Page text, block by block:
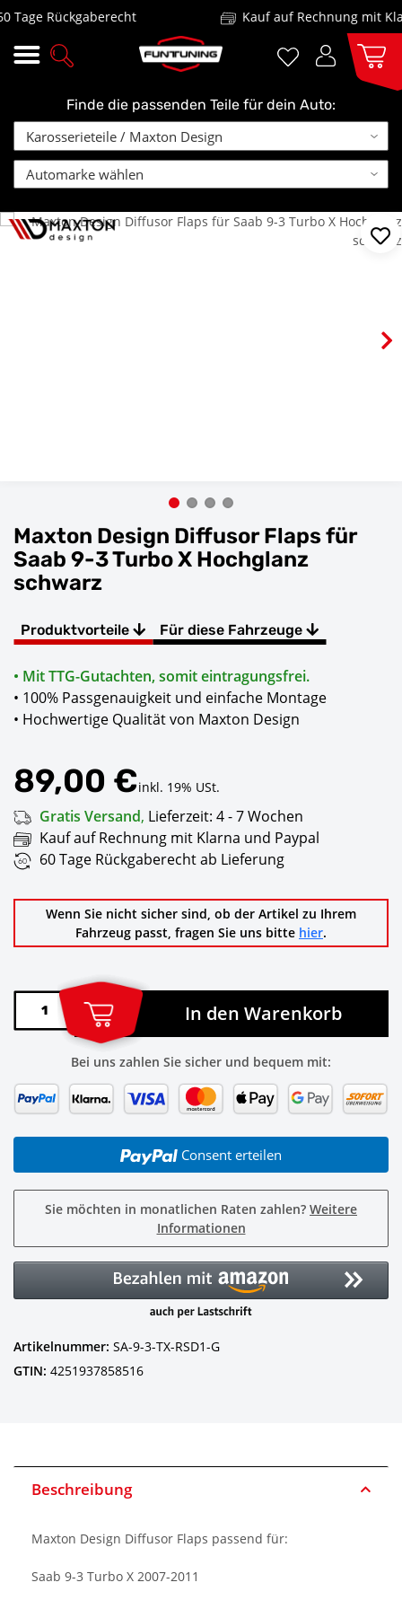
Rückgaberecht Kauf auf Rechnung mit
Finde die passenden Teile für dein Auto:
Maxton Design Diffusor Flaps für
Saab 9-3 Turbo X Hochglanz
schwarz
Produktvorteile Für diese Fahrzeuge
• Mit TTG-Gutachten, somit eintragungsfrei.
• 100% Passgenauigkeit und einfache Montage
• Hochwertige Qualität von Maxton Design
89,00 €inkl. 19% USt.
Gratis Versand, Lieferzeit: 4 - 7 Wochen
Kauf auf Rechnung mit Klarna und Paypal
60 Tage Rückgaberecht ab Lieferung
Wenn Sie nicht sicher sind, ob der Artikel zu Ihrem
Fahrzeug passt, fragen Sie uns bitte hier.
In den Warenkorb
Bei uns zahlen Sie sicher und bequem mit:
Consent erteilen
Sie möchten in monatlichen Raten zahlen? Weitere
Informationen
Artikelnummer: SA-9-3-TX-RSD1-G
GTIN: 4251937858516
Beschreibung
Maxton Design Diffusor Flaps passend für:
Saab 9-3 Turbo X 2007-2011